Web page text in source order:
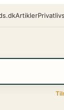
Artikler